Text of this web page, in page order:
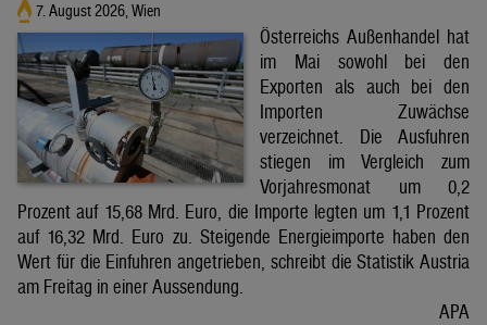
7. August 2026, Wien
Österreichs Außenhandel hat
im Mai sowohl bei den
Exporten als auch bei den
Importen Zuwächse
verzeichnet. Die Ausfuhren
stiegen im Vergleich zum
Vorjahresmonat um 0,2
Prozent auf 15,68 Mrd. Euro, die Importe legten um 1,1 Prozent
auf 16,32 Mrd. Euro zu. Steigende Energieimporte haben den
Wert für die Einfuhren angetrieben, schreibt die Statistik Austria
am Freitag in einer Aussendung.
APA